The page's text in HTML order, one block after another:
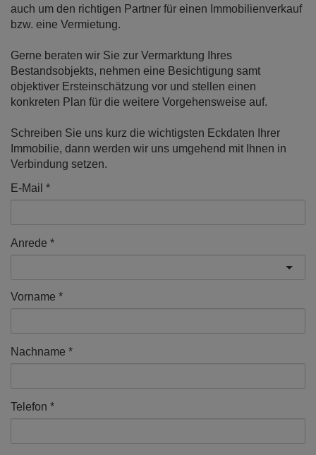
auch um den richtigen Partner für einen Immobilienverkauf
bzw. eine Vermietung.
Gerne beraten wir Sie zur Vermarktung Ihres
Bestandsobjekts, nehmen eine Besichtigung samt
objektiver Ersteinschätzung vor und stellen einen
konkreten Plan für die weitere Vorgehensweise auf.
Schreiben Sie uns kurz die wichtigsten Eckdaten Ihrer
Immobilie, dann werden wir uns umgehend mit Ihnen in
Verbindung setzen.
E-Mail
Anrede
Vorname
Nachname
Telefon